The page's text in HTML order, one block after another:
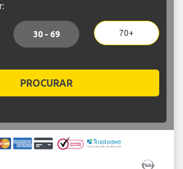
30 - 69 70+
PROCURAR